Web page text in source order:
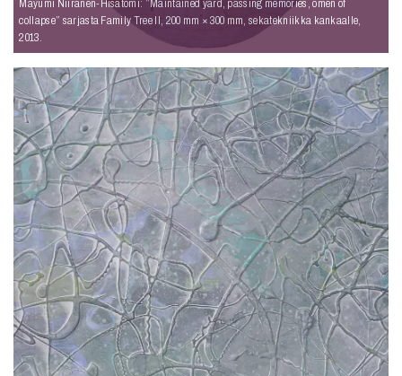
Mayumi Niiranen-Hisatomi: ”Maintained yard, passing memories, omen of
collapse” sarjasta Family Tree II, 200 mm × 300 mm, sekatekniikka kankaalle,
2013.